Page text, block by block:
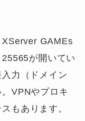
XServer GAMEs
が開いてい
力（ドメイン
VPNやプロキ
もあります。